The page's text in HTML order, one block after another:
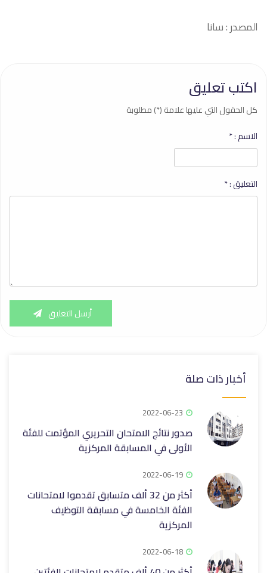
المصدر : سانا
اكتب تعليق
كل الحقول التي عليها علامة (*) مطلوبة
الاسم :*
التعليق :*
أرسل التعليق
أخبار ذات صلة
2022-06-23
صدور نتائج الامتحان التحريري المؤتمت للفئة
الأولى في المسابقة المركزية
2022-06-19
أكثر من 32 ألف متسابق تقدموا لامتحانات
الفئة الخامسة في مسابقة التوظيف
المركزية
2022-06-18